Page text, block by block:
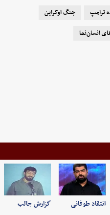
ترامپ
جنگ اوکراین
انسان‌نما
انتقاد طوفانی گزارش جالب